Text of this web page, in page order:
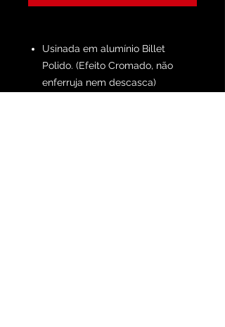
Usinada em alumínio Billet
Polido. (Efeito Cromado, não
enferruja nem descasca)